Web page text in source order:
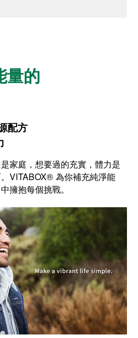
量的
配方
家庭，想要過的充實，體力是
VITABOX® 為你補充純淨能
擁抱每個挑戰。